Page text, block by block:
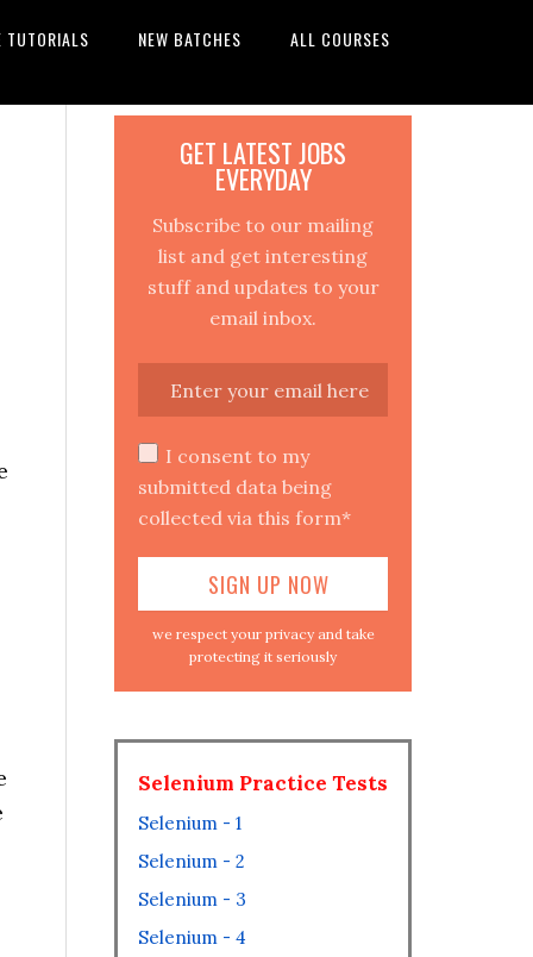
TUTORIALS NEW BATCHES ALL COURSES
GET LATEST JOBS
EVERYDAY
Subscribe to our mailing
list and get interesting
stuff and updates to your
email inbox.
I consent to my
submitted data being
collected via this form*
we respect your privacy and take
protecting it seriously
Selenium Practice Tests
Selenium - 1
Selenium - 2
Selenium - 3
Selenium - 4